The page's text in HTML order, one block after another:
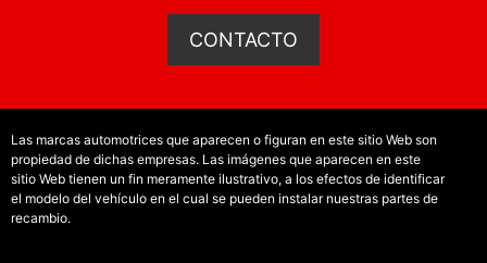
CONTACTO
Las marcas automotrices que aparecen o figuran en este sitio Web son
propiedad de dichas empresas. Las imágenes que aparecen en este
sitio Web tienen un fin meramente ilustrativo, a los efectos de identificar
el modelo del vehículo en el cual se pueden instalar nuestras partes de
recambio.